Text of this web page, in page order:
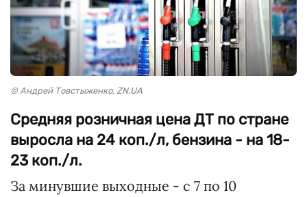
© Андрей Товстыженко, ZN.UA
Средняя розничная цена ДТ по стране
выросла на 24 коп./л, бензина - на 18-
23 коп./л.
За минувшие выходные - с 7 по 10